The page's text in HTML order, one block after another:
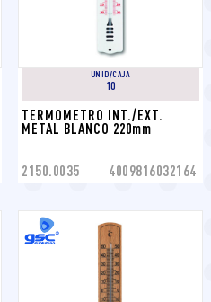
UNID/CAJA
10
TERMOMETRO INT./EXT.
METAL BLANCO 220mm
2150.0035 4009816032164